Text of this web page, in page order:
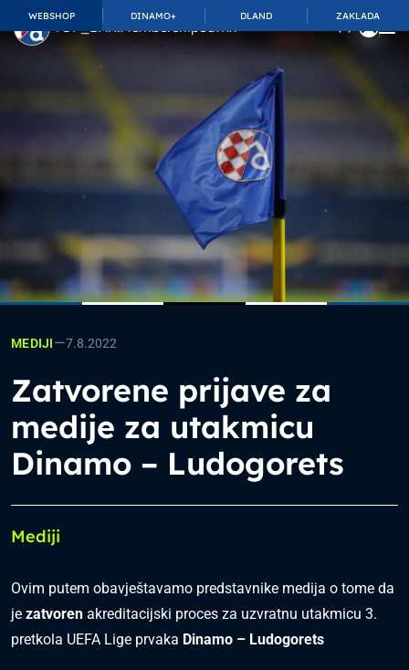
WEBSHOP DINAMO+ DLAND ZAKLADA
TOP_BAR.MembershipSuffix
MEDIJI—7.8.2022
Zatvorene prijave za
medije za utakmicu
Dinamo – Ludogorets
Mediji
Ovim putem obavještavamo predstavnike medija o tome da
je zatvoren akreditacijski proces za uzvratnu utakmicu 3.
pretkola UEFA Lige prvaka Dinamo – Ludogorets